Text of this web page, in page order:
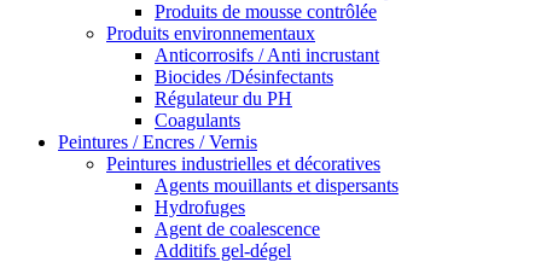
Produits de mousse contrôlée
Produits environnementaux
Anticorrosifs / Anti incrustant
Biocides /Désinfectants
Régulateur du PH
Coagulants
Peintures / Encres / Vernis
Peintures industrielles et décoratives
Agents mouillants et dispersants
Hydrofuges
Agent de coalescence
Additifs gel-dégel